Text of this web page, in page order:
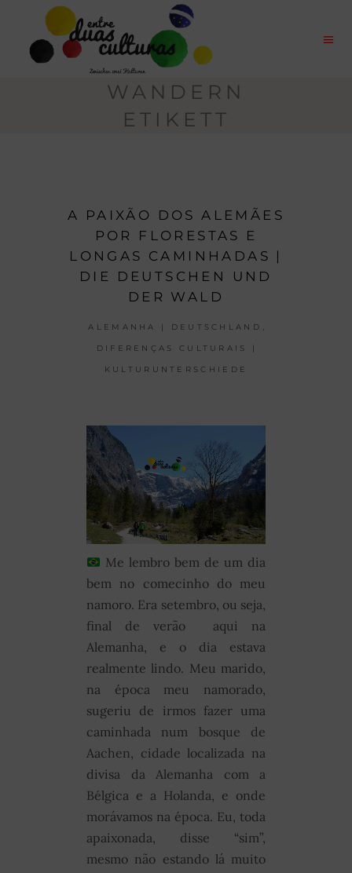
WANDERN
ETIKETT
A PAIXÃO DOS ALEMÃES
POR FLORESTAS E
LONGAS CAMINHADAS |
DIE DEUTSCHEN UND
DER WALD
ALEMANHA | DEUTSCHLAND
DIFERENÇAS CULTURAIS |
KULTURUNTERSCHIEDE
Me lembro bem de um dia
bem no comecinho do meu
namoro. Era setembro, ou seja,
final de verão aqui na
Alemanha, e o dia estava
realmente lindo. Meu marido,
na época meu namorado,
sugeriu de irmos fazer uma
caminhada num bosque de
Aachen, cidade localizada na
divisa da Alemanha com a
Bélgica e a Holanda, e onde
morávamos na época. Eu, toda
apaixonada, disse “sim”,
mesmo não estando lá muito